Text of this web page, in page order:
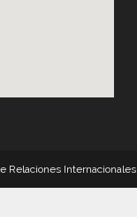
Relaciones Internacionales